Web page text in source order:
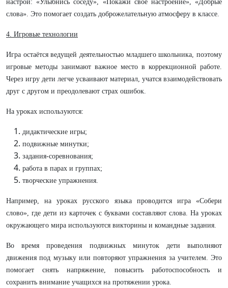
настрой: «Улыбнись соседу», «Покажи своё настроение», «Добрые
слова». Это помогает создать доброжелательную атмосферу в классе.
4. Игровые технологии
Игра остаётся ведущей деятельностью младшего школьника, поэтому
игровые методы занимают важное место в коррекционной работе.
Через игру дети легче усваивают материал, учатся взаимодействовать
друг с другом и преодолевают страх ошибок.
На уроках используются:
дидактические игры;
подвижные минутки;
задания-соревнования;
работа в парах и группах;
творческие упражнения.
Например, на уроках русского языка проводится игра «Собери
слово», где дети из карточек с буквами составляют слова. На уроках
окружающего мира используются викторины и командные задания.
Во время проведения подвижных минуток дети выполняют
движения под музыку или повторяют упражнения за учителем. Это
помогает снять напряжение, повысить работоспособность и
сохранить внимание учащихся на протяжении урока.